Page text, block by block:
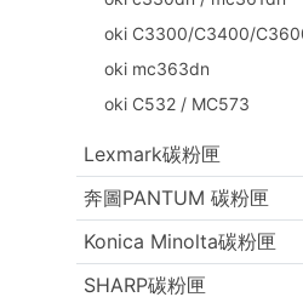
oki C3300/C3400/
oki mc363dn
oki C532 / MC573
Lexmark碳粉匣
奔圖PANTUM 碳粉匣
Konica Minolta碳粉匣
SHARP碳粉匣